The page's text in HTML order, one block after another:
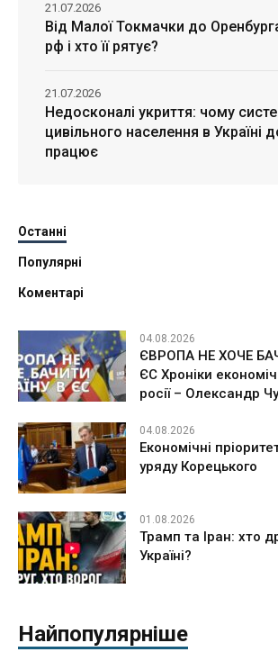
Від Малої Токмачки до
рф і хто її рятує?
21.07.2026
Недосконалі укриття: чому
цивільного населення в Україні
працює
21.07.2026
Останні
Популярні
Коментарі
04.08.2026
ЄВРОПА НЕ ХОЧЕ
ЄС Хроніки
росії – Олександр
04.08.2026
Економічні
уряду Корецького
01.08.2026
Трамп та Іран: хто
Україні?
Найпопулярніше